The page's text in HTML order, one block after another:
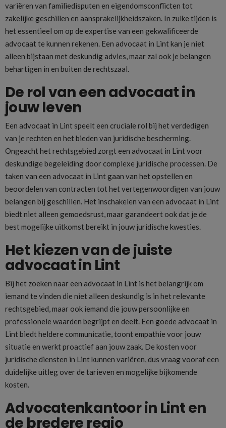
variëren van familiedisputen en eigendomsconflicten tot
zakelijke geschillen en aansprakelijkheidszaken. In zulke tijden is
het essentieel om op de expertise van een gekwalificeerde
advocaat te kunnen rekenen. Een advocaat in Lint kan je niet
alleen bijstaan met deskundig advies, maar zal ook je belangen
behartigen in en buiten de rechtszaal.
De rol van een advocaat in
jouw leven
Een advocaat in Lint speelt een cruciale rol bij het verdedigen
van je rechten en het bieden van juridische bescherming.
Ongeacht het rechtsgebied zorgt een advocaat in Lint voor
deskundige begeleiding door complexe juridische processen. De
taken van een advocaat in Lint gaan van het opstellen en
beoordelen van contracten tot het vertegenwoordigen van jouw
belangen bij geschillen. Het inschakelen van een advocaat in Lint
biedt niet alleen gemoedsrust, maar garandeert ook dat je de
best mogelijke uitkomst bereikt in jouw juridische kwesties.
Het kiezen van de juiste
advocaat in Lint
Bij het zoeken naar een advocaat in Lint is het belangrijk om
iemand te vinden die niet alleen deskundig is in het relevante
rechtsgebied, maar ook iemand die jouw persoonlijke en
professionele waarden begrijpt en deelt. Een goede advocaat in
Lint biedt heldere communicatie, toont empathie voor jouw
situatie en werkt proactief aan jouw zaak. De kosten voor
juridische diensten in Lint kunnen variëren, dus vraag vooraf een
duidelijke uitleg over de tarieven en mogelijke bijkomende
kosten.
Advocatenkantoor in Lint en
de bredere regio